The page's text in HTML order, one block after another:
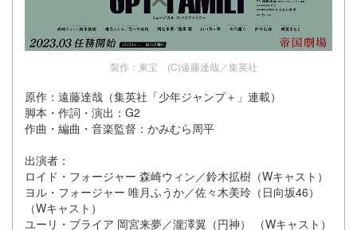
製作：東宝 (C)遠藤達哉／集英社
原作：遠藤達哉（集英社「少年ジャンプ＋」連載）
脚本・作詞・演出：G2
作曲・編曲・音楽監督：かみむら周平
出演者：
ロイド・フォージャー 森崎ウィン／鈴木拡樹（Wキャスト）
ヨル・フォージャー 唯月ふうか／佐々木美玲（日向坂46）
（Wキャスト）
ユーリ・ブライア 岡宮来夢／瀧澤翼（円神） （Wキャスト）